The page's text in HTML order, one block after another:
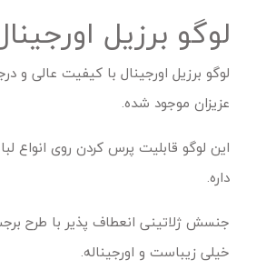
لوگو برزیل
لوگو برزیل اورجینال با کیفیت عالی و
عزیزان موجود شده.
این لوگو قابلیت پرس کردن روی انواع
داره.
جنسش ژلاتینی انعطاف پذیر با طرح
خیلی زیباست و اورجیناله.